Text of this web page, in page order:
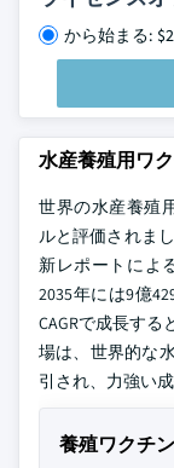
から始まる:
水産養殖用ワ
世界の水産養殖
ルと評価されま
新レポートによ
2035年には9億
CAGRで成長す
場は、世界的な
引され、力強い
養殖ワクチ